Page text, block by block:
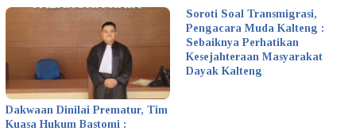
Dakwaan Dinilai Prematur, Tim
Kuasa Hukum Bastomi :
Soroti Soal Transmigrasi,
Pengacara Muda Kalteng :
Sebaiknya Perhatikan
Kesejahteraan Masyarakat
Dayak Kalteng